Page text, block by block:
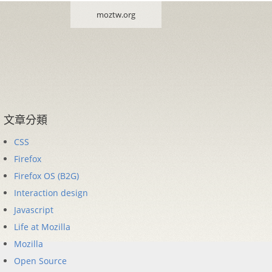
moztw.org
文章分類
CSS
Firefox
Firefox OS (B2G)
Interaction design
Javascript
Life at Mozilla
Mozilla
Open Source